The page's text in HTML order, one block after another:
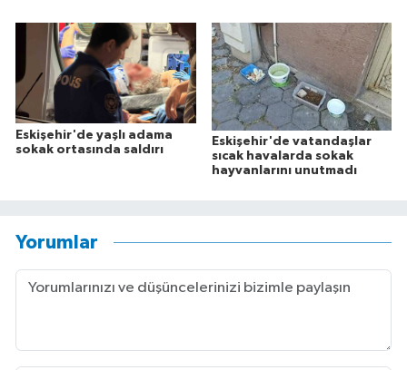
Eskişehir'de yaşlı adama
sokak ortasında saldırı
Eskişehir'de vatandaşlar
sıcak havalarda sokak
hayvanlarını unutmadı
Yorumlar